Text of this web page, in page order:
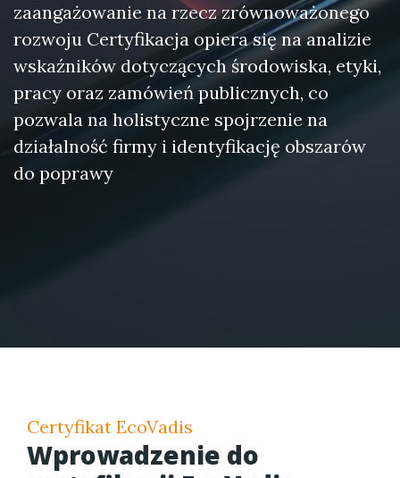
zaangażowanie na rzecz zrównoważonego
rozwoju Certyfikacja opiera się na analizie
wskaźników dotyczących środowiska, etyki,
pracy oraz zamówień publicznych, co
pozwala na holistyczne spojrzenie na
działalność firmy i identyfikację obszarów
do poprawy
Certyfikat EcoVadis
Wprowadzenie do